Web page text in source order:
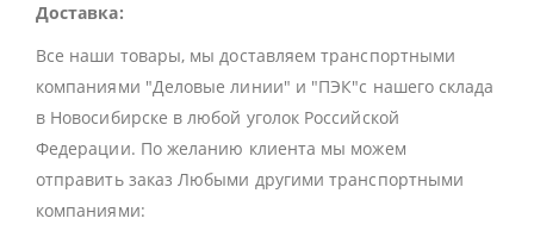
Доставка:
Все наши товары, мы доставляем транспортными
компаниями "Деловые линии" и "ПЭК"с нашего склада
в Новосибирске в любой уголок Российской
Федерации. По желанию клиента мы можем
отправить заказ Любыми другими транспортными
компаниями: